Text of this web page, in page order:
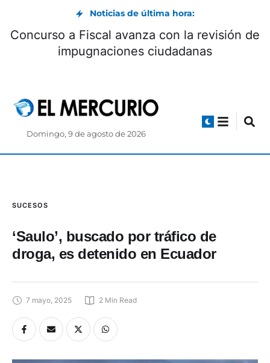
Noticias de última hora:
es nuevo jugador de Boca
Juniors hasta 2027
Domingo, 9 de agosto de 2026
SUCESOS
‘Saulo’, buscado por tráfico de
droga, es detenido en Ecuador
7 mayo, 2025 2 Min Read